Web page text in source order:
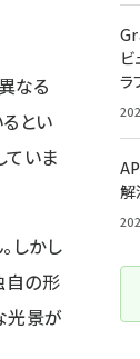
なる
とい
ていま
しかし
自の形
光景が
ビ
ラ
解